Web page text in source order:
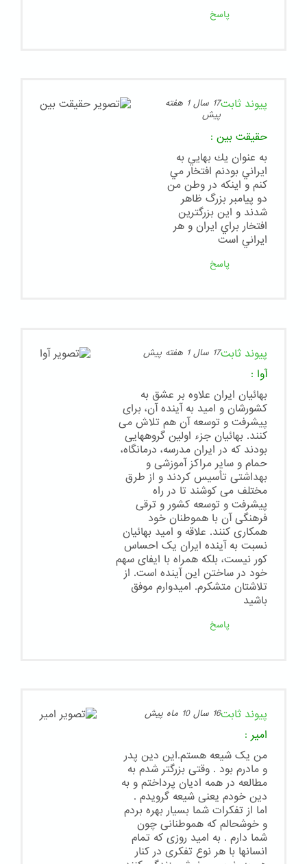
پاسخ
پیوند ثابت
17 سال 1 هفته
پیش
حقيقت بين :
به عنوان يك بهايي به
ايراني بودنم افتخار مي
كنم و اينكه در وطن من
دو پيامبر بزرگ ظاهر
شدند و اين بزرگترين
افتخار براي ايران و هر
ايراني است
پاسخ
پیوند ثابت17 سال 1 هفته پیش
آوا :
بهائیان ایران علاوه بر عشق به
کشورشان و امید به آینده آن، برای
پیشرفت و توسعه آن هم تلاش می
کنند. بهائیان جزء اولین گروههایی
بودند که در ایران مدرسه، درمانگاه،
حمام و سایر مراکز آموزشی و
بهداشتی تأسیس کردند و از طرق
مختلف می کوشند تا در راه
پیشرفت و توسعه کشور و ترقی
فرهنگی آن با هموطنان خود
همکاری کنند. علاقه و امید بهائیان
نسبت به آینده ایران یک احساس
کور نیست، بلکه همراه با ایفای سهم
خود در ساختن این آینده است. از
تلاشتان متشکرم. امیدوارم موفق
باشید
پاسخ
پیوند ثابت16 سال 10 ماه پیش
امیر :
من یک شیعه هستم.این دین پدر
و مادرم بود . وقتی بزرگتر شدم به
مطالعه در همه ادیان پرداختم و به
دین خودم یعنی شیعه گرویدم .
اما از تفکرات شما بسیار بهره بردم
و خوشحالم که هموطنانی چون
شما دارم . به امید روزی که تمام
انسانها با هر نوع تفکری در کنار